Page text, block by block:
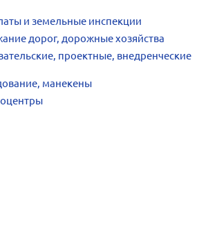
и земельные инспекции
дорог, дорожные хозяйства
проектные, внедренческие
манекены